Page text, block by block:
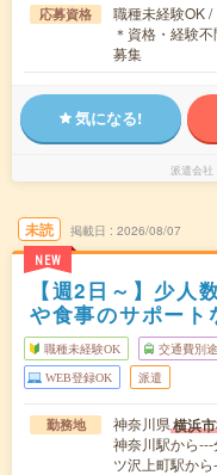
応募資格
職種未経験OK
＊資格・経験
募集
気になる!
派遣会社
未読
NEW
掲載日 2026/08/07
【週2日～】少人
や食事のサポート
職種未経験OK 交通費別
WEB登録OK 派遣
勤務地 神奈川県横浜
神奈川駅から
ツ沢上町駅か